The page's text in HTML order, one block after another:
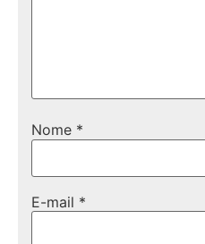
Nome *
E-mail *